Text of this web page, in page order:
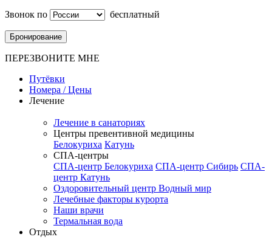
Звонок по
бесплатный
Бронирование
ПЕРЕЗВОНИТЕ МНЕ
Путёвки
Номера / Цены
Лечение
Лечение в санаториях
Центры превентивной медицины
Белокуриха Катунь
СПА-центры
СПА-центр Белокуриха СПА-центр Сибирь СПА-
центр Катунь
Оздоровительный центр Водный мир
Лечебные факторы курорта
Наши врачи
Термальная вода
Отдых